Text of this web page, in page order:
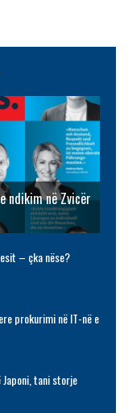
ndikim në Zvicër
– çka nëse?
prokurimi në IT-në e
tani storje